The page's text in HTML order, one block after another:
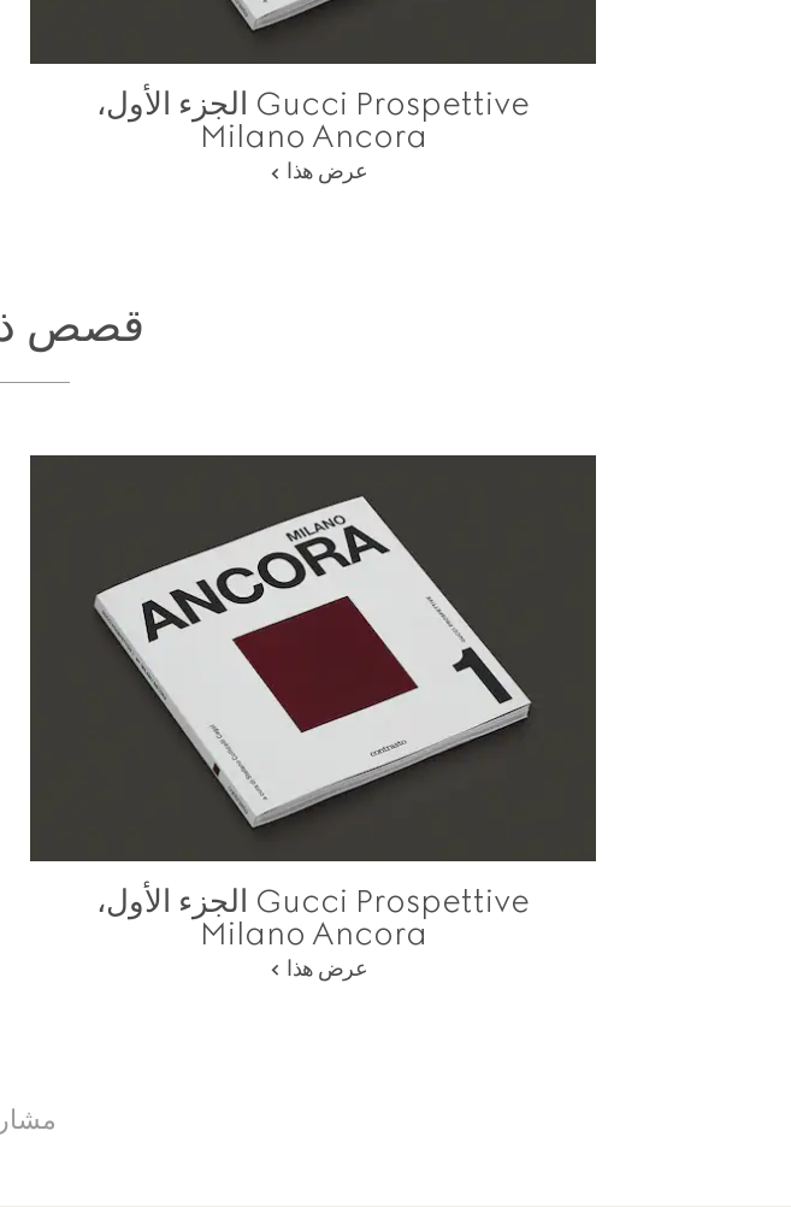
Gucci Prospettive الجزء الأول،
Milano Ancora
عرض هذا
قصص
Gucci Prospettive الجزء الأول،
Milano Ancora
عرض هذا